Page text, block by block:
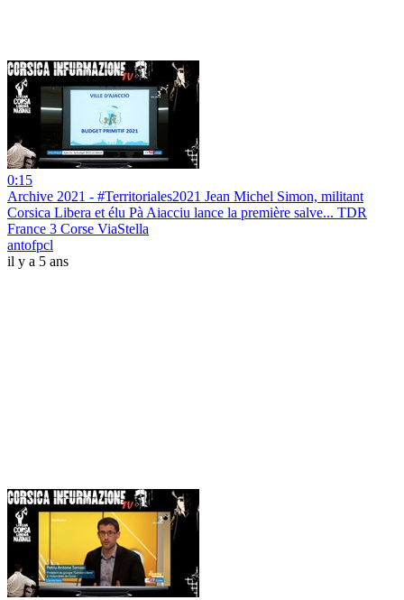
0:15
Archive 2021 - #Territoriales2021 Jean Michel Simon, militant
Corsica Libera et élu Pà Aiacciu lance la première salve... TDR
France 3 Corse ViaStella
antofpcl
il y a 5 ans